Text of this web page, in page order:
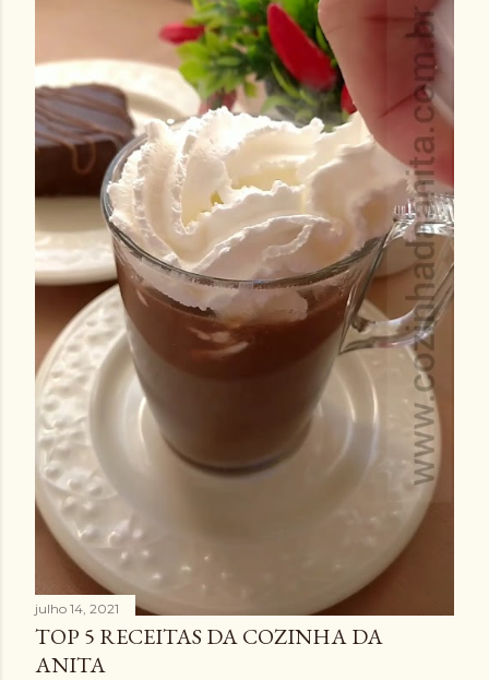
julho 14, 2021
TOP 5 RECEITAS DA COZINHA DA
ANITA